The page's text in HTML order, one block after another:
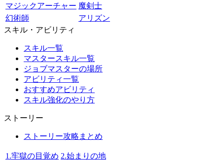
マジックアーチャー 魔剣士
幻術師
アリズン
スキル・アビリティ
スキル一覧
マスタースキル一覧
ジョブマスターの場所
アビリティ一覧
おすすめアビリティ
スキル強化のやり方
ストーリー
ストーリー攻略まとめ
1.牢獄の目覚め 2.始まりの地